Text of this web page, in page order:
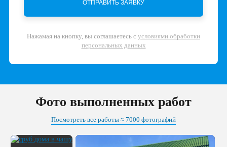
Нажамая на кнопку, вы соглашаетесь с условиями обработки
персональных данных
Фото выполненных работ
Посмотреть все работы ≈ 7000 фотографий